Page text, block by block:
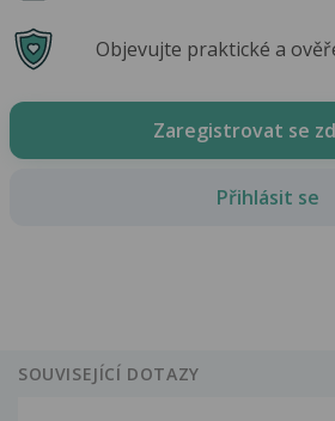
Objevujte praktické a
Zaregistrovat se
Přihlásit se
SOUVISEJÍCÍ DOTAZY